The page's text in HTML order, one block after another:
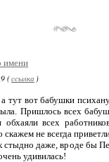
имени
(ссылка )
а тут вот бабушки
Пришлось всех
всех
не всегда
даже, вроде бы
удивилась!